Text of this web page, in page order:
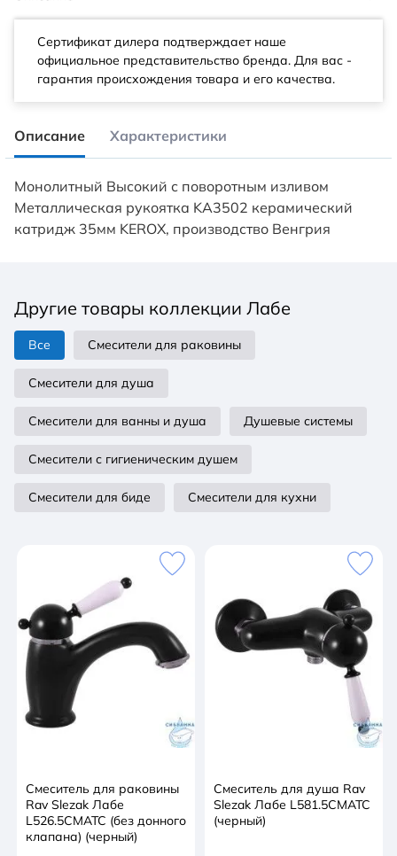
Сертификат дилера подтверждает наше
официальное представительство бренда. Для вас -
гарантия происхождения товара и его качества.
Описание Характеристики
Монолитный Высокий с поворотным изливом
Металлическая рукоятка KA3502 керамический
катридж 35мм KEROX, производство Венгрия
Другие товары коллекции Лабе
Все Смесители для раковины
Смесители для душа
Смесители для ванны и душа Душевые системы
Смесители с гигиеническим душем
Смесители для биде Смесители для кухни
Смеситель для раковины
Rav Slezak Лабе
L526.5CMATC (без донного
клапана) (черный)
Смеситель для душа Rav
Slezak Лабе L581.5CMATC
(черный)